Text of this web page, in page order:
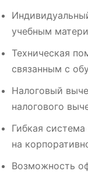
учебным
Техническая
связанным с
Налоговый
налогового
Гибкая
на
Возможность